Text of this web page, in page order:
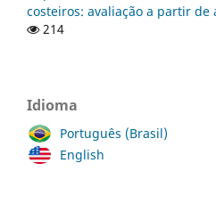
costeiros: avaliação a partir
214
Idioma
Português (Brasil)
English